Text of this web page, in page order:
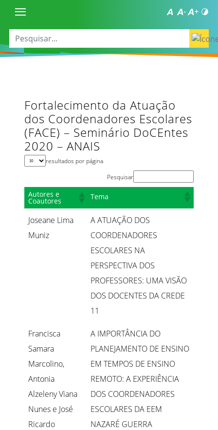
Fortalecimento da Atuação
dos Coordenadores Escolares
(FACE) – Seminário DoCEntes
2020 – ANAIS
resultados por página
Pesquisar
Autores e
Coautores Tema
Joseane Lima
Muniz
A ATUAÇÃO DOS
COORDENADORES
ESCOLARES NA
PERSPECTIVA DOS
PROFESSORES: UMA VISÃO
DOS DOCENTES DA CREDE
11
Francisca
Samara
Marcolino,
Antonia
Alzeleny Viana
Nunes e José
Ricardo
A IMPORTÂNCIA DO
PLANEJAMENTO DE ENSINO
EM TEMPOS DE ENSINO
REMOTO: A EXPERIÊNCIA
DOS COORDENADORES
ESCOLARES DA EEM
NAZARÉ GUERRA